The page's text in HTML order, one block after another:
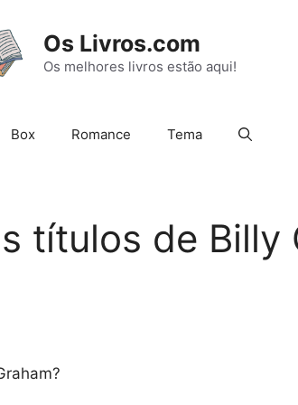
Os Livros.com
Os melhores livros estão aqui!
Box Romance Tema
títulos de Billy